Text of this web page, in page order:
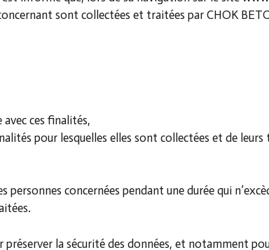
sont collectées et traitées par CHOK
ces finalités,
pour lesquelles elles sont collectées et de
concernées pendant une durée qui
la sécurité des données, et notamment